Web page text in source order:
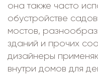
она также часто
обустройстве
мостов,
зданий и прочих
дизайнеры
внутри домов для